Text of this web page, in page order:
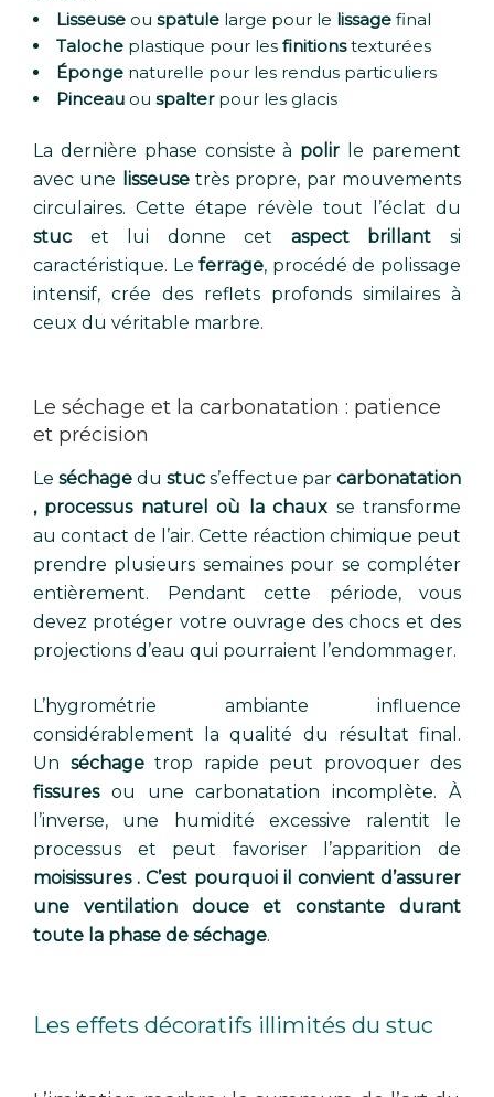
Lisseuse ou spatule large pour le lissage final
Taloche plastique pour les finitionstexturées
Éponge naturelle pour les rendus particuliers
Pinceau ou spalterpour les glacis
La dernière phase consiste à polir le parement
avec une
lisseusetrès propre, par mouvements
circulaires. Cette étape révèle tout l’éclat du
stuc et lui donne cet aspect brillant si
caractéristique. Leferrage, procédé de polissage
intensif, crée des reflets profonds similaires à
ceux du véritable marbre.
Le séchage et la carbonatation : patience
et précision
Le séchage du stuc s’effectue par carbonatation
, processus naturel où la chaux se transforme
au contact de l’air. Cette réaction chimique peut
prendre plusieurs semaines pour se compléter
entièrement. Pendant cette période, vous
devez protéger votre ouvrage des chocs et des
projections d’eau qui pourraient l’endommager.
L’hygrométrie ambiante influence
considérablement la qualité du résultat final.
Un séchagetrop rapide peut provoquer des
fissuresou une carbonatation incomplète. À
l’inverse, une humidité excessive ralentit le
processus et peut favoriser l’apparition de
moisissures . C’est pourquoi il convient d’assurer
une ventilation douce et constante durant
toute la phase de séchage.
Les effets décoratifs illimités du stuc